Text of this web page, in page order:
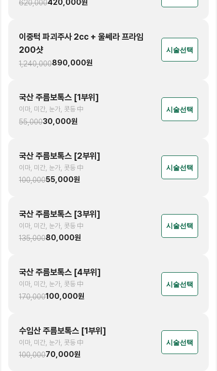
620,000420,000원
이중턱 파괴주사 2cc + 울쎄라 프라임
200샷
1,240,000890,000원
시술선택
국산 주름보톡스 [1부위]
이마, 미간, 눈가, 콧등 中
55,00030,000원
시술선택
국산 주름보톡스 [2부위]
이마, 미간, 눈가, 콧등 中
100,00055,000원
시술선택
국산 주름보톡스 [3부위]
이마, 미간, 눈가, 콧등 中
135,00080,000원
시술선택
국산 주름보톡스 [4부위]
이마, 미간, 눈가, 콧등 中
170,000100,000원
시술선택
수입산 주름보톡스 [1부위]
이마, 미간, 눈가, 콧등 中
100,00070,000원
시술선택